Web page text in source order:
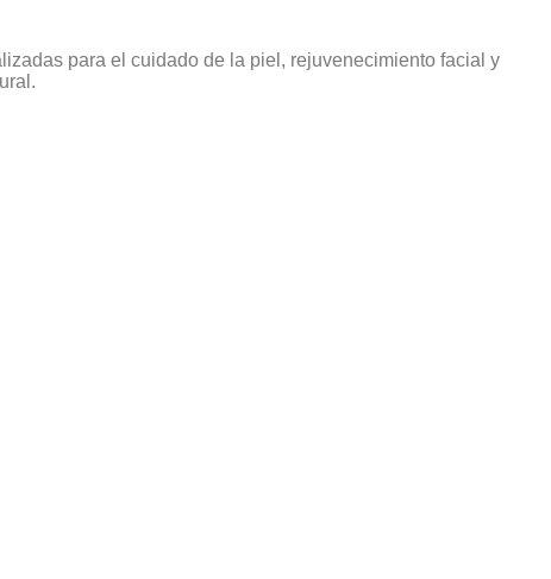
para el cuidado de la piel, rejuvenecimiento facial y